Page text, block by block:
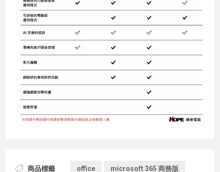
商品標籤 office microsoft 365 商務版